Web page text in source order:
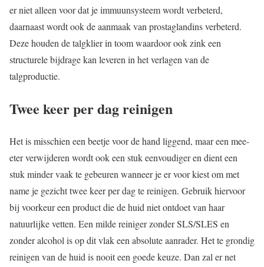
er niet alleen voor dat je immuunsysteem wordt verbeterd,
daarnaast wordt ook de aanmaak van prostaglandins verbeterd.
Deze houden de talgklier in toom waardoor ook zink een
structurele bijdrage kan leveren in het verlagen van de
talgproductie.
Twee keer per dag reinigen
Het is misschien een beetje voor de hand liggend, maar een mee-
eter verwijderen wordt ook een stuk eenvoudiger en dient een
stuk minder vaak te gebeuren wanneer je er voor kiest om met
name je gezicht twee keer per dag te reinigen. Gebruik hiervoor
bij voorkeur een product die de huid niet ontdoet van haar
natuurlijke vetten. Een milde reiniger zonder SLS/SLES en
zonder alcohol is op dit vlak een absolute aanrader. Het te grondig
reinigen van de huid is nooit een goede keuze. Dan zal er net